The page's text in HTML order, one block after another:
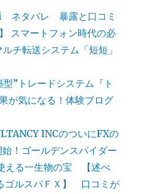
ネタバレ 暴露と口コミ
スマートフォン時代の必
チ転送システム「短短」
”トレードシステム『ト
が気になる！体験ブログ
INCのついにFXの
！ゴールデンスパイダー
える一生物の宝 【述べ
ゴルスパＦＸ】 口コミが